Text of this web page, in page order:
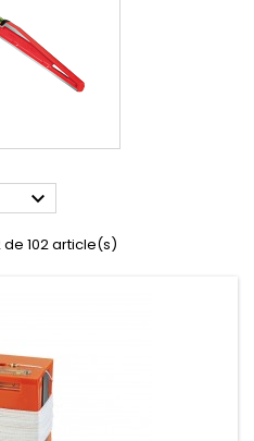

de 102 article(s)